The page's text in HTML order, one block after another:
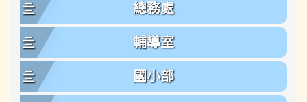
總務處
輔導室
國小部